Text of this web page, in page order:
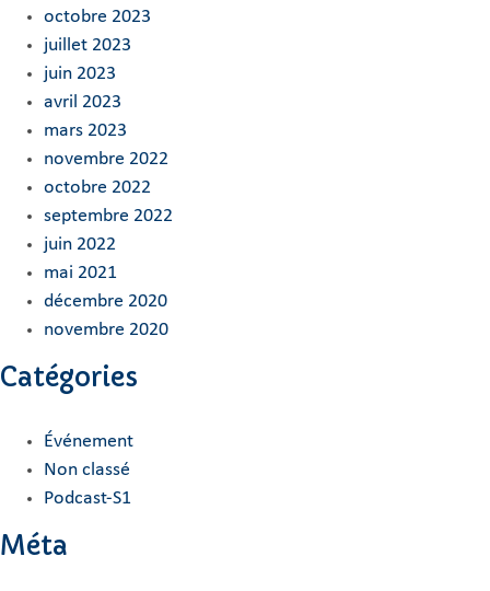
octobre 2023
juillet 2023
juin 2023
avril 2023
mars 2023
novembre 2022
octobre 2022
septembre 2022
juin 2022
mai 2021
décembre 2020
novembre 2020
Catégories
Événement
Non classé
Podcast-S1
Méta